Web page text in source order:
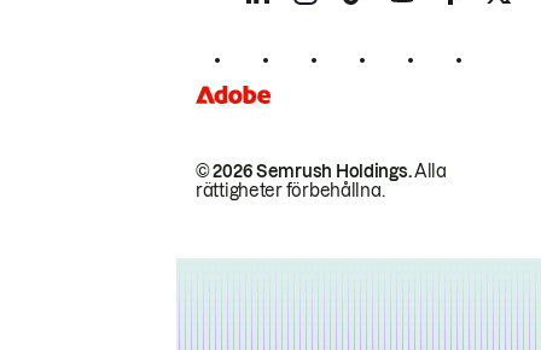
© 2026 Semrush Holdings.Alla
rättigheter förbehållna.